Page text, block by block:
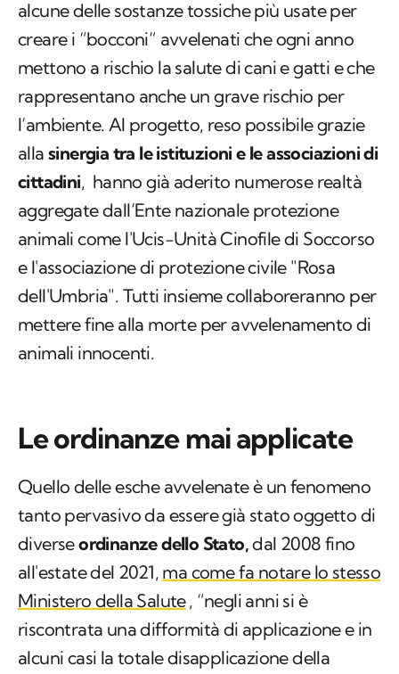
alcune delle sostanze tossiche più usate per
creare i “bocconi” avvelenati che ogni anno
mettono a rischio la salute di cani e gatti e che
rappresentano anche un grave rischio per
l’ambiente. Al progetto, reso possibile grazie
alla sinergia tra le istituzioni e le associazioni di
cittadini, hanno già aderito numerose realtà
aggregate dall’Ente nazionale protezione
animali come l'Ucis-Unità Cinofile di Soccorso
e l'associazione di protezione civile "Rosa
dell'Umbria". Tutti insieme collaboreranno per
mettere fine alla morte per avvelenamento di
animali innocenti.
Le ordinanze mai applicate
Quello delle esche avvelenate è un fenomeno
tanto pervasivo da essere già stato oggetto di
diverseordinanze dello Stato,dal 2008 fino
all'estate del 2021, ma come fa notare lo stesso
Ministero della Salute, “negli anni si è
riscontrata una difformità di applicazione e in
alcuni casi la totale disapplicazione della